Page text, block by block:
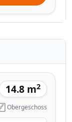
14.8 m2
Obergeschoss